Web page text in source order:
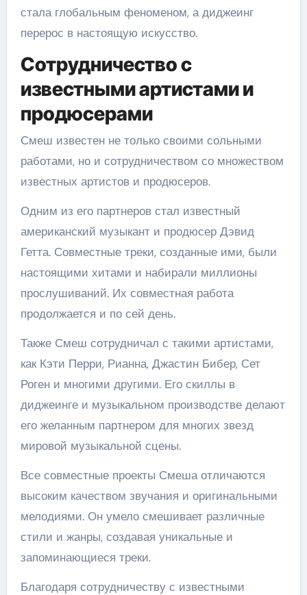
стала глобальным феноменом, а диджеинг
перерос в настоящую искусство.
Сотрудничество с
известными артистами и
продюсерами
Смеш известен не только своими сольными
работами, но и сотрудничеством со множеством
известных артистов и продюсеров.
Одним из его партнеров стал известный
американский музыкант и продюсер Дэвид
Гетта. Совместные треки, созданные ими, были
настоящими хитами и набирали миллионы
прослушиваний. Их совместная работа
продолжается и по сей день.
Также Смеш сотрудничал с такими артистами,
как Кэти Перри, Рианна, Джастин Бибер, Сет
Роген и многими другими. Его скиллы в
диджеинге и музыкальном производстве делают
его желанным партнером для многих звезд
мировой музыкальной сцены.
Все совместные проекты Смеша отличаются
высоким качеством звучания и оригинальными
мелодиями. Он умело смешивает различные
стили и жанры, создавая уникальные и
запоминающиеся треки.
Благодаря сотрудничеству с известными